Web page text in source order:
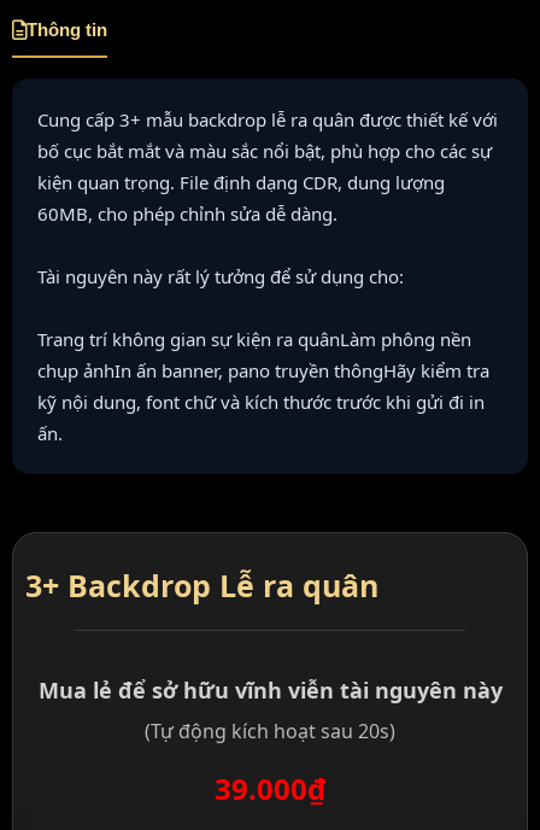
Thông tin
Cung cấp 3+ mẫu backdrop lễ ra quân được thiết kế với
bố cục bắt mắt và màu sắc nổi bật, phù hợp cho các sự
kiện quan trọng. File định dạng CDR, dung lượng
60MB, cho phép chỉnh sửa dễ dàng.
Tài nguyên này rất lý tưởng để sử dụng cho:
Trang trí không gian sự kiện ra quânLàm phông nền
chụp ảnhIn ấn banner, pano truyền thôngHãy kiểm tra
kỹ nội dung, font chữ và kích thước trước khi gửi đi in
ấn.
3+ Backdrop Lễ ra quân
Mua lẻ để sở hữu vĩnh viễn tài nguyên này
(Tự động kích hoạt sau 20s)
39.000₫